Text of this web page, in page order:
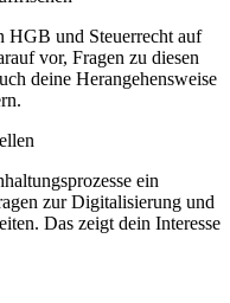
HGB und Steuerrecht auf
vor, Fragen zu diesen
deine Herangehensweise
ein
zur Digitalisierung und
Das zeigt dein Interesse